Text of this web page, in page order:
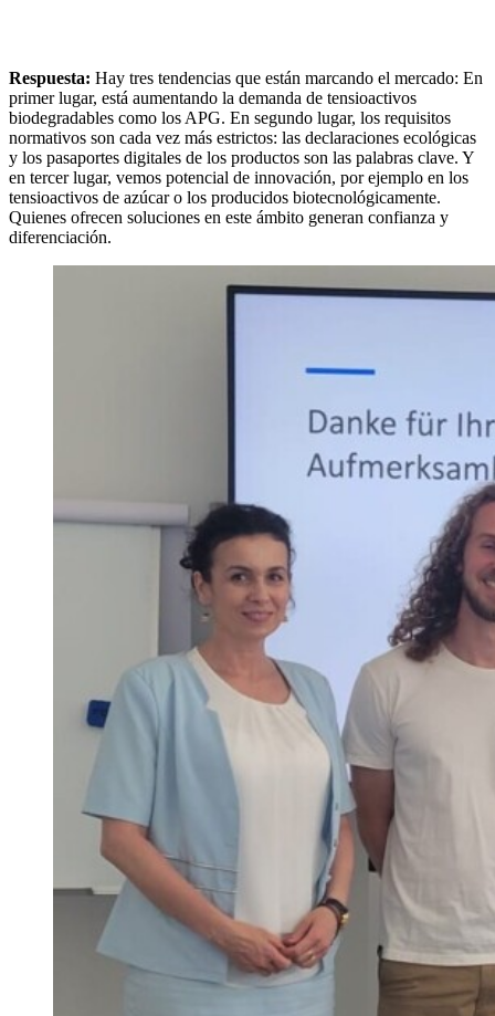
Respuesta: Hay tres tendencias que están marcando el mercado: En
primer lugar, está aumentando la demanda de tensioactivos
biodegradables como los APG. En segundo lugar, los requisitos
normativos son cada vez más estrictos: las declaraciones ecológicas
y los pasaportes digitales de los productos son las palabras clave. Y
en tercer lugar, vemos potencial de innovación, por ejemplo en los
tensioactivos de azúcar o los producidos biotecnológicamente.
Quienes ofrecen soluciones en este ámbito generan confianza y
diferenciación.